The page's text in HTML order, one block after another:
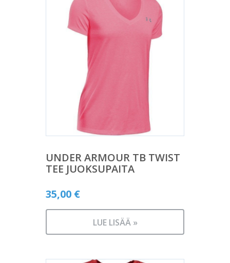
UNDER ARMOUR TB TWIST
TEE JUOKSUPAITA
35,00 €
LUE LISÄÄ »